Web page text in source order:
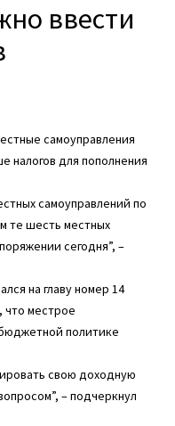
ввести
самоуправления
налогов для пополнения
самоуправлений по
те шесть местных
сегодня”, –
на главу номер 14
что местрое
политике
свою доходную
– подчеркнул